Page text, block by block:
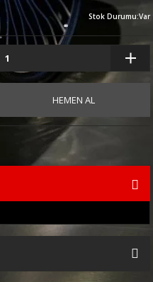
Stok Durumu:Var
HEMEN AL